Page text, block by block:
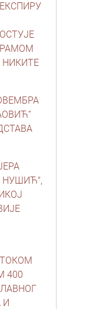
НИКИТЕ
НУШИЋ",
ТОКОМ
400
И